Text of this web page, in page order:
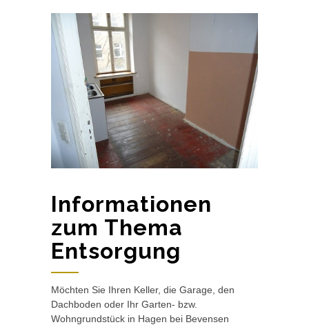
Informationen
zum Thema
Entsorgung
Möchten Sie Ihren Keller, die Garage, den
Dachboden oder Ihr Garten- bzw.
Wohngrundstück in Hagen bei Bevensen